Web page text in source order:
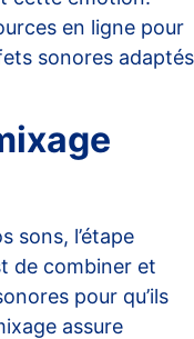
en ligne pour
sonores adaptés
sons, l’étape
de combiner et
pour qu’ils
assure